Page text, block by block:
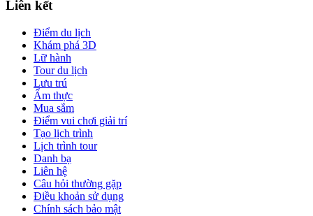
Liên kết
Điểm du lịch
Khám phá 3D
Lữ hành
Tour du lịch
Lưu trú
Ẩm thực
Mua sắm
Điểm vui chơi giải trí
Tạo lịch trình
Lịch trình tour
Danh bạ
Liên hệ
Câu hỏi thường gặp
Điều khoản sử dụng
Chính sách bảo mật